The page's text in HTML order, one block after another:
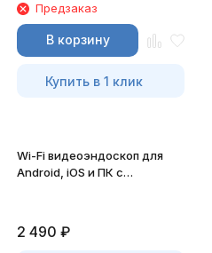
Предзаказ
В корзину
Купить в 1 клик
Wi-Fi видеоэндоскоп для
Android, iOS и ПК с
2 490 ₽